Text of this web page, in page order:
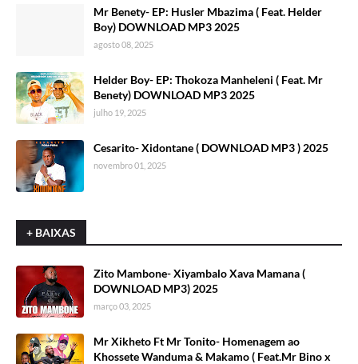
Mr Benety- EP: Husler Mbazima ( Feat. Helder
Boy) DOWNLOAD MP3 2025
agosto 08, 2025
Helder Boy- EP: Thokoza Manheleni ( Feat. Mr
Benety) DOWNLOAD MP3 2025
julho 19, 2025
Cesarito- Xidontane ( DOWNLOAD MP3 ) 2025
novembro 01, 2025
+ BAIXAS
Zito Mambone- Xiyambalo Xava Mamana (
DOWNLOAD MP3) 2025
março 03, 2025
Mr Xikheto Ft Mr Tonito- Homenagem ao
Khossete Wanduma & Makamo ( Feat.Mr Bino x